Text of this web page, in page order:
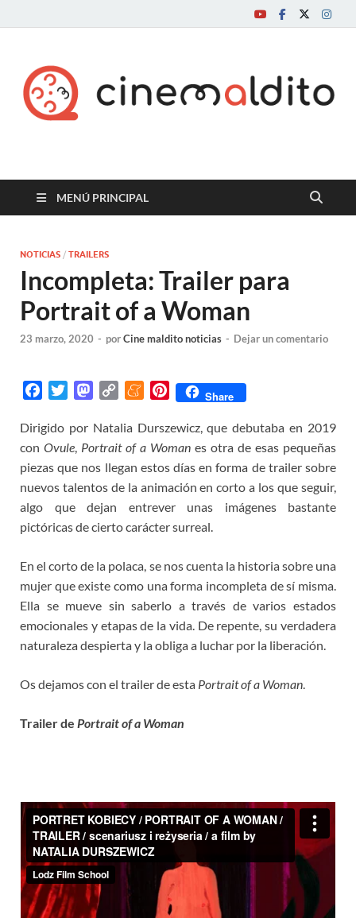
Cine maldito
MENÚ PRINCIPAL
NOTICIAS / TRAILERS
Incompleta: Trailer para
Portrait of a Woman
23 marzo, 2020 - porCine maldito noticias - Dejar un comentario
c
e
b
o
o
k
i
t
t
e
r
M
s
t
o
d
o
n
p
y
L
i
k
M
n
e
a
m
e
P
n
t
e
r
e
s
Share
Dirigido por Natalia Durszewicz, que debutaba en 2019
con Ovule, Portrait of a Woman es otra de esas pequeñas
piezas que nos llegan estos días en forma de trailer sobre
nuevos talentos de la animación en corto a los que seguir,
algo que dejan entrever unas imágenes bastante
pictóricas de cierto carácter surreal.
En el corto de la polaca, se nos cuenta la historia sobre una
mujer que existe como una forma incompleta de sí misma.
Ella se mueve sin saberlo a través de varios estados
emocionales y etapas de la vida. De repente, su verdadera
naturaleza despierta y la obliga a luchar por la liberación.
Os dejamos con el trailer de esta Portrait of a Woman.
Trailer de Portrait of a Woman